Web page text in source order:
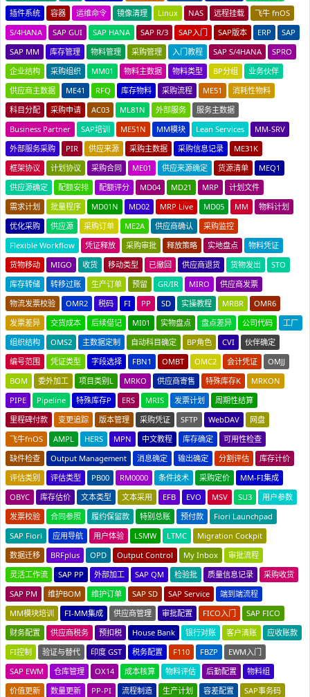
插件系统
容器 运维命令 镜像清理 Linux NAS 远程挂载
飞牛 fnOS
S/4HANA
SAP GUI SAP HANA SAP R/3 SAP入门 SAP版本 ERP
SAP
SAP MM
库存管理 物料管理 采购管理 入门教程 SAP S/4HANA
SPRO
企业结构
采购组织 MM01 物料主数据 物料类型 BP分组
业务伙伴
供应商主数据
ME41 RFQ 库存物料 采购流程 ME51
消耗性物料
科目分配
采购申请 AC03 ML81N 外部服务
服务主数据
Business Partner
SAP培训 ME51N MM模块 Lean Services
MM-SRV
外部服务采购
PIR 供应来源 采购主数据 采购信息记录
ME31K
框架协议
计划协议 采购合同 ME01 供应来源确定 货源清单
MEQ1
供应源确定
配额安排 配额评分 MD04 MD21 MRP
计划文件
需求计划
批量程序 MD01N MD02 MRP Live MD05 MM
物料计划
优化采购
供应源 采购订单 ME2A 供应商确认
采购监控
Flexible Workflow
凭证释放 采购审批 释放策略 实地盘点
物料凭证
货物移动
MIGO 收货 移动类型 已撤回 供应商退货 货物发出
STO
库存转储
转移过账 生产订单 预留 GR/IR MIRO
供应商发票
物流发票校验
OMR2 税码 FI PP SD 实操教程 MRBR
OMR6
发票差异
交货成本 后续借记 MI01 实物盘点 盘点差异 公司代码
工厂
组织结构
OMS2 主数据定制 自动科目确定 BP角色 CVI
伙伴确定
编号范围
凭证类型 字段选择 FBN1 OMBT OMC2 会计凭证
OMJJ
BOM
委外加工 项目类别L MRKO 供应商寄售 特殊库存K
MRKON
PIPE
Pipeline 特殊库存P ERS MRIS 发票计划
周期性结算
里程碑付款
变更追踪 版本管理 采购凭证 SFTP WebDAV
网盘
飞牛fnOS
AMPL HERS MPN 中文教程 库存确定
可用性检查
缺件检查
Output Management 消息确定 输出确定 分割评估
库存计价
评估类别
评估类型 PB00 RM0000 条件技术 采购定价
MM-FI集成
OBYC
库存估价 文本类型 文本采用 EFB EVO MSV SU3
用户参数
发票校验
合同参照 履约保留款 特别总账 预付款
Fiori Launchpad
SAP Fiori
应用导航 用户体验 LSMW LTMC
Migration Cockpit
数据迁移
BRFplus OPD Output Control My Inbox
审批流程
灵活工作流
SAP PP 外部加工 SAP QM 检验批 质量信息记录
采购收货
SAP PM
维护BOM 维护订单 SAP SD SAP Service
端到端流程
MM模块培训
FI-MM集成 供应商管理 审批配置 FICO入门
SAP FICO
财务配置
供应商税务 预扣税 House Bank 银行对账 客户清账
应收账款
FI控制
验证与替代 印度 GST 税务配置 F110 FBZP
EWM入门
SAP EWM
仓库管理 OX14 成本核算 物料评估 后勤配置
物料组
价值更新
数量更新 PP-PI 流程制造 生产计划 容差配置
SAP事务码